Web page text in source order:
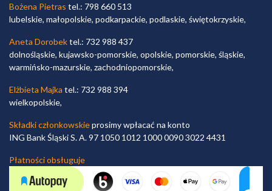
Bożena Pietras tel.: 798 660 513
lubelskie, małopolskie, podkarpackie, podlaskie, świętokrzyskie,
Aneta Dorobektel.: 732 988 437
dolnośląskie, kujawsko-pomorskie, opolskie, pomorskie, śląskie,
warmińsko-mazurskie, zachodniopomorskie,
Elżbieta Majka tel.: 732 988 394
wielkopolskie,
Składki członkowskieprosimy wpłacać na konto
ING Bank Śląski S. A. 97 1050 1012 1000 0090 3022 4431
Płatności obsługuje